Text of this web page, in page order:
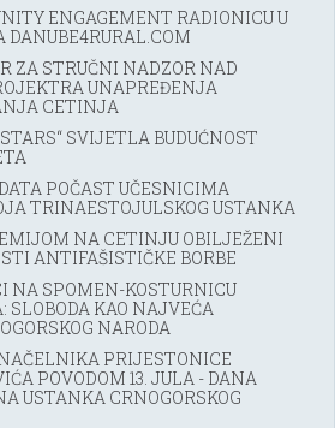
ENGAGEMENT RADIONICU U
DANUBE4RURAL.COM
ZA STRUČNI NADZOR NAD
UNAPREĐENJA
CETINJA
SVIJETLA BUDUĆNOST
POČAST UČESNICIMA
TRINAESTOJULSKOG USTANKA
NA CETINJU OBILJEŽENI
ANTIFAŠISTIČKE BORBE
NA SPOMEN-KOSTURNICU
SLOBODA KAO NAJVEĆA
NARODA
PRIJESTONICE
POVODOM 13. JULA - DANA
USTANKA CRNOGORSKOG